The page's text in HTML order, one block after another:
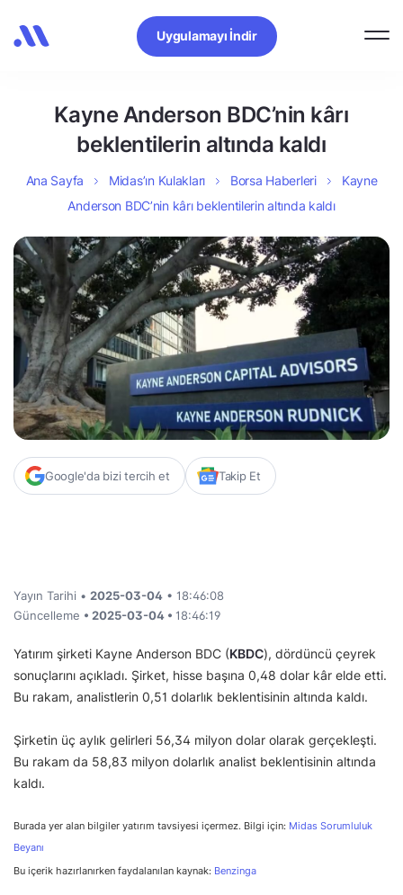
Uygulamayı İndir
Kayne Anderson BDC’nin kârı
beklentilerin altında kaldı
Ana Sayfa Midas’ın Kulakları Borsa Haberleri
Kayne
Anderson BDC’nin kârı beklentilerin altında kaldı
Google'da bizi tercih et Takip Et
Yayın Tarihi • 2025-03-04 • 18:46:08
Güncelleme • 2025-03-04 • 18:46:19
Yatırım şirketi Kayne Anderson BDC (KBDC), dördüncü çeyrek
sonuçlarını açıkladı. Şirket, hisse başına 0,48 dolar kâr elde etti.
Bu rakam, analistlerin 0,51 dolarlık beklentisinin altında kaldı.
Şirketin üç aylık gelirleri 56,34 milyon dolar olarak gerçekleşti.
Bu rakam da 58,83 milyon dolarlık analist beklentisinin altında
kaldı.
Burada yer alan bilgiler yatırım tavsiyesi içermez. Bilgi için: Midas Sorumluluk
Beyanı
Bu içerik hazırlanırken faydalanılan kaynak: Benzinga